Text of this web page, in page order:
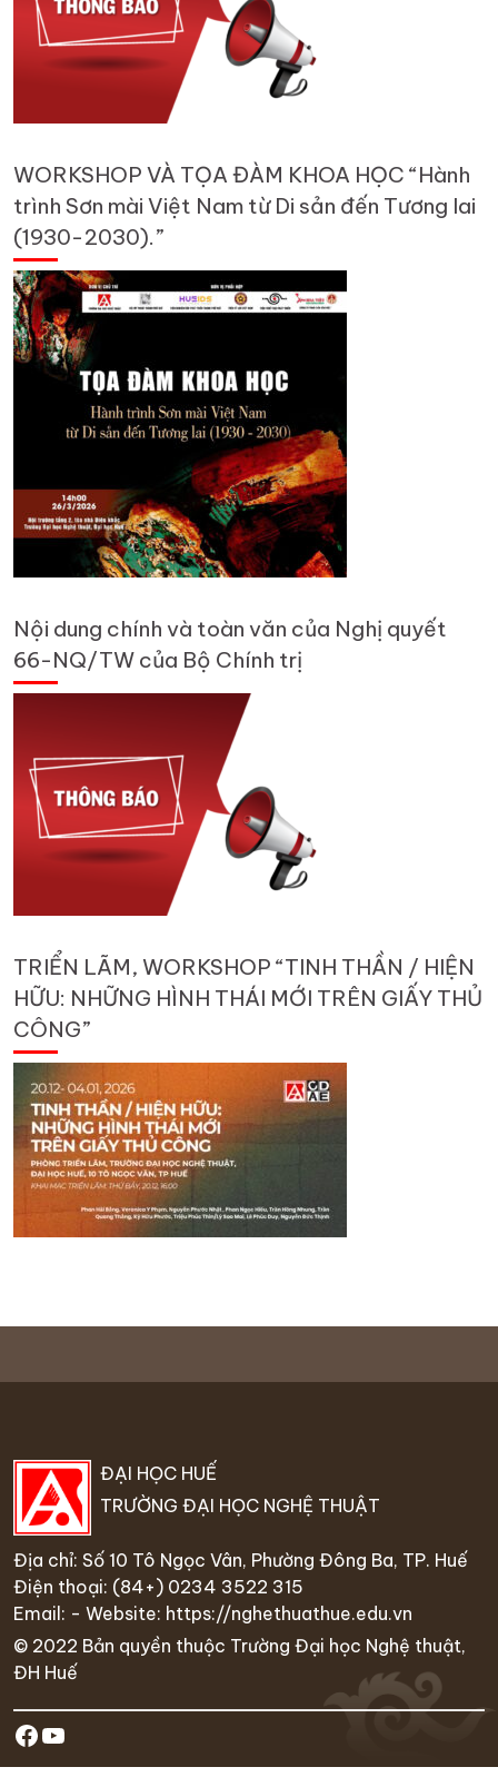
WORKSHOP VÀ TỌA ĐÀM KHOA HỌC “Hành
trình Sơn mài Việt Nam từ Di sản đến Tương lai
(1930-2030).”
Nội dung chính và toàn văn của Nghị quyết
66-NQ/TW của Bộ Chính trị
TRIỂN LÃM, WORKSHOP “TINH THẦN / HIỆN
HỮU: NHỮNG HÌNH THÁI MỚI TRÊN GIẤY THỦ
CÔNG”
ĐẠI HỌC HUẾ
TRƯỜNG ĐẠI HỌC NGHỆ THUẬT
Địa chỉ: Số 10 Tô Ngọc Vân, Phường Đông Ba, TP. Huế
Điện thoại: (84+) 0234 3522 315
Email: - Website: https://nghethuathue.edu.vn
© 2022 Bản quyền thuộc Trường Đại học Nghệ thuật,
ĐH Huế
https://www.facebook.com/
Youtube